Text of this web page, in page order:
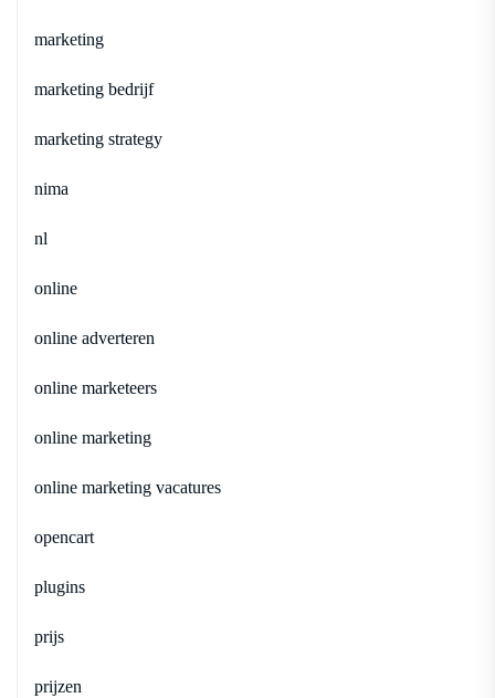
marketing
marketing bedrijf
marketing strategy
nima
nl
online
online adverteren
online marketeers
online marketing
online marketing vacatures
opencart
plugins
prijs
prijzen